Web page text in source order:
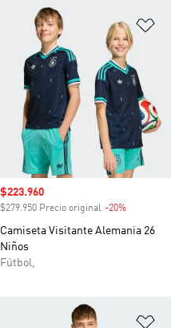
a la lista de deseos
Precio de venta
$223.960
$279.950 Precio original -20%
Camiseta Visitante Alemania 26
Niños
Fútbol,
a la lista de deseos